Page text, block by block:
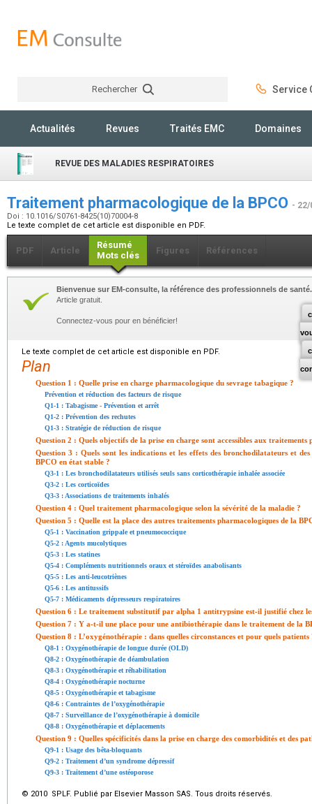
Rechercher Service
Actualités Revues Traités EMC Domaines
REVUE DES MALADIES RESPIRATOIRES
Traitement pharmacologique de la BPCO - 22/
Doi : 10.1016/S0761-8425(10)70004-8
Le texte complet de cet article est disponible en PDF.
PDF Article
Résumé
Mots clés
Figures Références
Bienvenue sur EM-consulte, la référence des professionnels de santé.
Article gratuit.
Connectez-vous pour en bénéficier!
Le texte complet de cet article est disponible en PDF.
Plan
Question 1 : Quelle prise en charge pharmacologique du sevrage tabagique ?
Prévention et réduction des facteurs de risque
Q1-1 : Tabagisme - Prévention et arrêt
Q1-2 : Prévention des rechutes
Q1-3 : Stratégie de réduction de risque
Question 2 : Quels objectifs de la prise en charge sont accessibles aux traitements
Question 3 : Quels sont les indications et les effets des bronchodilatateurs et
BPCO en état stable ?
Q3-1 : Les bronchodilatateurs utilisés seuls sans corticothérapie inhalée associée
Q3-2 : Les corticoïdes
Q3-3 : Associations de traitements inhalés
Question 4 : Quel traitement pharmacologique selon la sévérité de la maladie ?
Question 5 : Quelle est la place des autres traitements pharmacologiques de la
Q5-1 : Vaccination grippale et pneumococcique
Q5-2 : Agents mucolytiques
Q5-3 : Les statines
Q5-4 : Compléments nutritionnels oraux et stéroïdes anabolisants
Q5-5 : Les anti-leucotriènes
Q5-6 : Les antitussifs
Q5-7 : Médicaments dépresseurs respiratoires
Question 6 : Le traitement substitutif par alpha 1 antitrypsine est-il justifié chez
Question 7 : Y a-t-il une place pour une antibiothérapie dans le traitement de la
Question 8 : L’oxygénothérapie : dans quelles circonstances et pour quels patients
Q8-1 : Oxygénothérapie de longue durée (OLD)
Q8-2 : Oxygénothérapie de déambulation
Q8-3 : Oxygénothérapie et réhabilitation
Q8-4 : Oxygénothérapie nocturne
Q8-5 : Oxygénothérapie et tabagisme
Q8-6 : Contraintes de l’oxygénothérapie
Q8-7 : Surveillance de l’oxygénothérapie à domicile
Q8-8 : Oxygénothérapie et déplacements
Question 9 : Quelles spécificités dans la prise en charge des comorbidités et des
Q9-1 : Usage des bêta-bloquants
Q9-2 : Traitement d’un syndrome dépressif
Q9-3 : Traitement d’une ostéoporose
© 2010 SPLF. Publié par Elsevier Masson SAS. Tous droits réservés.